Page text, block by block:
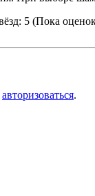
(Пока
авторизоваться.